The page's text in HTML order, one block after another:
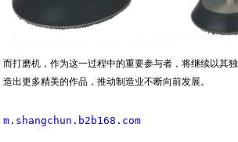
而打磨机，作为这一过程中的重要参与者，将继续以其
造出更多精美的作品，推动制造业不断向前发展。
m.shangchun.b2b168.com